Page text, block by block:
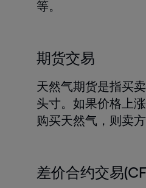
等。
期货交易
天然气期货是指买
头寸。如果价格上
购买天然气，则卖
差价合约交易